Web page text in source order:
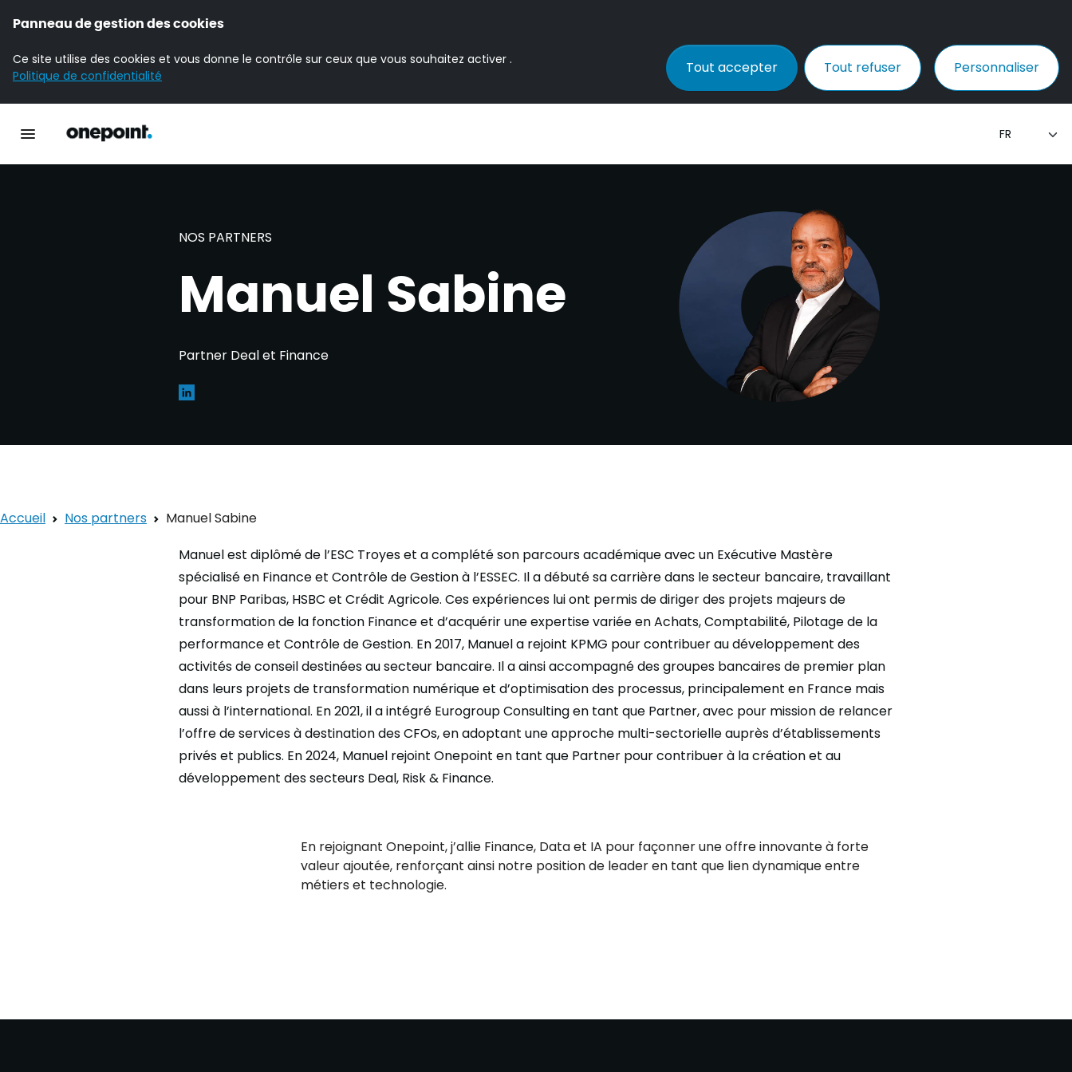
Panneau de gestion des cookies
Ce site utilise des cookies et vous donne le contrôle sur ceux que vous souhaitez activer .
Politique de confidentialité
Tout accepter Tout refuser Personnaliser
NOS PARTNERS
Manuel Sabine
Partner Deal et Finance
Accueil Nos partners
Manuel Sabine
Manuel est diplômé de l’ESC Troyes et a complété son parcours académique avec un Exécutive Mastère
spécialisé en Finance et Contrôle de Gestion à l’ESSEC. Il a débuté sa carrière dans le secteur bancaire, travaillant
pour BNP Paribas, HSBC et Crédit Agricole. Ces expériences lui ont permis de diriger des projets majeurs de
transformation de la fonction Finance et d’acquérir une expertise variée en Achats, Comptabilité, Pilotage de la
performance et Contrôle de Gestion. En 2017, Manuel a rejoint KPMG pour contribuer au développement des
activités de conseil destinées au secteur bancaire. Il a ainsi accompagné des groupes bancaires de premier plan
dans leurs projets de transformation numérique et d’optimisation des processus, principalement en France mais
aussi à l’international. En 2021, il a intégré Eurogroup Consulting en tant que Partner, avec pour mission de relancer
l’offre de services à destination des CFOs, en adoptant une approche multi-sectorielle auprès d’établissements
privés et publics. En 2024, Manuel rejoint Onepoint en tant que Partner pour contribuer à la création et au
développement des secteurs Deal, Risk & Finance.
En rejoignant Onepoint, j’allie Finance, Data et IA pour façonner une offre innovante à forte
valeur ajoutée, renforçant ainsi notre position de leader en tant que lien dynamique entre
métiers et technologie.